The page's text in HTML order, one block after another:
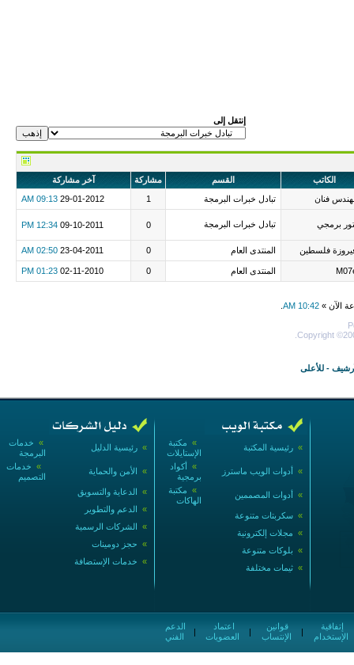
إنتقل إلى
الكاتب القسم مشاركة
آخر مشاركة
فنان
تبادل خبرات البرمجة 1
29-01-2012
09:13 AM
برمجي تبادل خبرات البرمجة 0
09-10-2011
12:34 PM
فلسطين المنتدى العام 0
23-04-2011
02:50 AM
المنتدى العام 0
02-11-2010
01:23 PM
الآن » 10:42 AM
Copyright
- للأعلى
» خدمات
البرمجة
» رئيسية الدليل
» خدمات
التصميم
» الأمن والحماية
» الدعاية والتسويق
» الدعم والتطوير
» الشركات الرسمية
» حجز دومينات
» خدمات الإستضافة
» مكتبة
الإستايلات
» رئيسية المكتبة
» أكواد
برمجية
» أدوات الويب ماسترز
» مكتبة
الهاكات
» أدوات المصممين
» سكربتات متنوعة
» مجلات إلكترونية
» بلوكات متنوعة
» ثيمات مختلفة
الفني
|
العضويات
|
الإنتساب
|
الإستخدام